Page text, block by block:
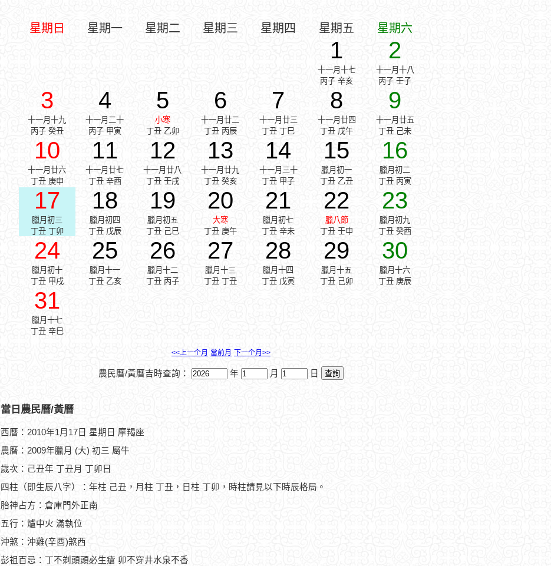
星期日 星期一 星期二 星期三 星期四 星期五 星期六
1
十一月十七
丙子 辛亥
2
十一月十八
丙子 壬子
3
十一月十九
丙子 癸丑
4
十一月二十
丙子 甲寅
5
小寒
丁丑 乙卯
6
十一月廿二
丁丑 丙辰
7
十一月廿三
丁丑 丁巳
8
十一月廿四
丁丑 戊午
9
十一月廿五
丁丑 己未
10
十一月廿六
丁丑 庚申
11
十一月廿七
丁丑 辛酉
12
十一月廿八
丁丑 壬戌
13
十一月廿九
丁丑 癸亥
14
十一月三十
丁丑 甲子
15
臘月初一
丁丑 乙丑
16
臘月初二
丁丑 丙寅
17
臘月初三
丁丑 丁卯
18
臘月初四
丁丑 戊辰
19
臘月初五
丁丑 己巳
20
大寒
丁丑 庚午
21
臘月初七
丁丑 辛未
22
臘八節
丁丑 壬申
23
臘月初九
丁丑 癸酉
24
臘月初十
丁丑 甲戌
25
臘月十一
丁丑 乙亥
26
臘月十二
丁丑 丙子
27
臘月十三
丁丑 丁丑
28
臘月十四
丁丑 戊寅
29
臘月十五
丁丑 己卯
30
臘月十六
丁丑 庚辰
31
臘月十七
丁丑 辛巳
<<上一个月 當前月 下一个月>>
農民曆/黃曆吉時查詢： 年 月 日
當日農民曆/黃曆
西曆：2010年1月17日 星期日 摩羯座
農曆：2009年臘月 (大) 初三 屬牛
歲次：己丑年 丁丑月 丁卯日
四柱（即生辰八字）：年柱 己丑，月柱 丁丑，日柱 丁卯，時柱請見以下時辰格局。
胎神占方：倉庫門外正南
五行：爐中火 滿執位
沖煞：沖雞(辛酉)煞西
彭祖百忌：丁不剃頭頭必生瘡 卯不穿井水泉不香